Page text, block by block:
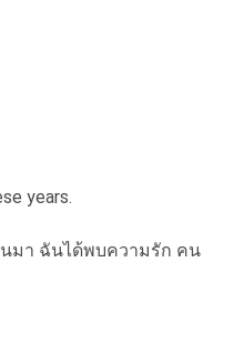
years.
มา ฉันได้พบความรัก คน